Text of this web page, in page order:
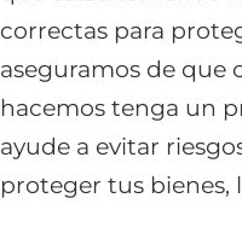
correctas para
aseguramos de que
hacemos tenga un
ayude a evitar
proteger tus bienes,